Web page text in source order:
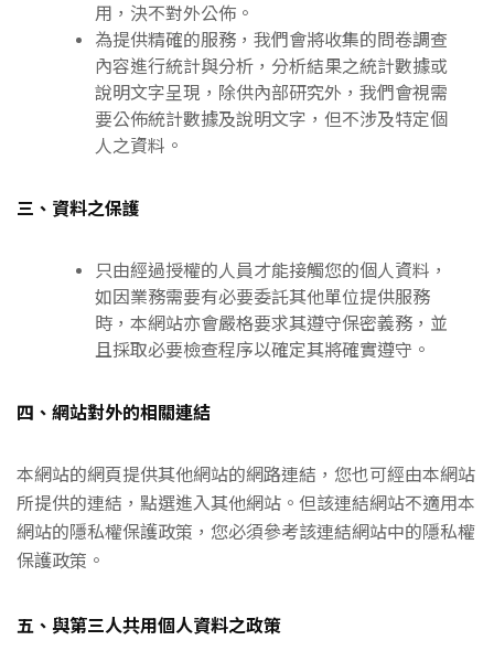
用，決不對外公佈。
為提供精確的服務，我們會將收集的問卷調查
內容進行統計與分析，分析結果之統計數據或
說明文字呈現，除供內部研究外，我們會視需
要公佈統計數據及說明文字，但不涉及特定個
人之資料。
三、資料之保護
只由經過授權的人員才能接觸您的個人資料，
如因業務需要有必要委託其他單位提供服務
時，本網站亦會嚴格要求其遵守保密義務，並
且採取必要檢查程序以確定其將確實遵守。
四、網站對外的相關連結
本網站的網頁提供其他網站的網路連結，您也可經由本網站
所提供的連結，點選進入其他網站。但該連結網站不適用本
網站的隱私權保護政策，您必須參考該連結網站中的隱私權
保護政策。
五、與第三人共用個人資料之政策